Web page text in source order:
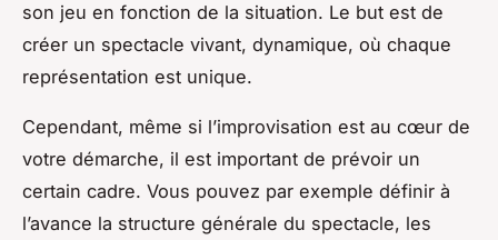
son jeu en fonction de la situation. Le but est de
créer un spectacle vivant, dynamique, où chaque
représentation est unique.
Cependant, même si l’improvisation est au cœur de
votre démarche, il est important de prévoir un
certain cadre. Vous pouvez par exemple définir à
l’avance la structure générale du spectacle, les